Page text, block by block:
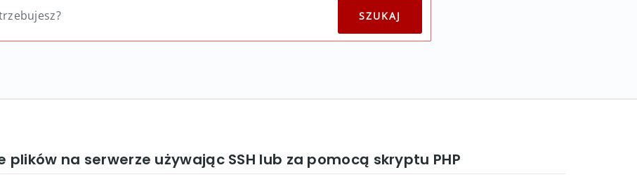
na serwerze używając SSH lub za pomocą skryptu PHP